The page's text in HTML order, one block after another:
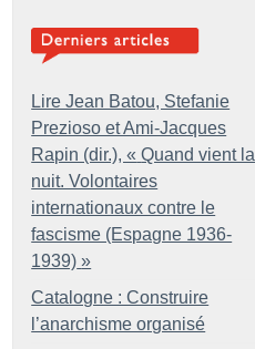
Lire Jean Batou, Stefanie
Prezioso et Ami-Jacques
Rapin (dir.), « Quand vient la
nuit. Volontaires
internationaux contre le
fascisme (Espagne 1936-
1939) »
Catalogne : Construire
l’anarchisme organisé